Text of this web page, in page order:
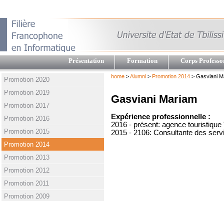
Présentation Formation Corps
Promotion 2020
Promotion 2019
Promotion 2017
Promotion 2016
Promotion 2015
Promotion 2014
Promotion 2013
Promotion 2012
Promotion 2011
Promotion 2009
home >Alumni > Promotion 2014 > Gasviani
Gasviani Mariam
Expérience professionnelle :
2016 - présent: agence touristique
2015 - 2106: Consultante des